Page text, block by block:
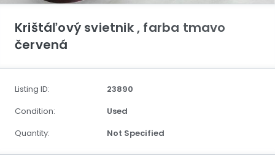
Krištáľový svietnik , farba tmavo
červená
Listing ID:
23890
Condition:
Used
Quantity:
Not Specified